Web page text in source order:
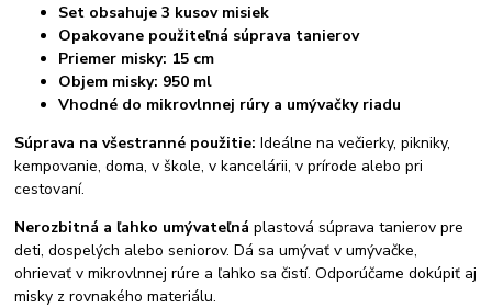
Set obsahuje 3 kusov misiek
Opakovane použiteľná súprava tanierov
Priemer misky: 15 cm
Objem misky: 950 ml
Vhodné do mikrovlnnej rúry a umývačky riadu
Súprava na všestranné použitie: Ideálne na večierky, pikniky,
kempovanie, doma, v škole, v kancelárii, v prírode alebo pri
cestovaní.
Nerozbitná a ľahko umývateľná plastová súprava tanierov pre
deti, dospelých alebo seniorov. Dá sa umývať v umývačke,
ohrievať v mikrovlnnej rúre a ľahko sa čistí. Odporúčame dokúpiť aj
misky z rovnakého materiálu.